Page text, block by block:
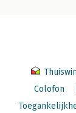
Colofon